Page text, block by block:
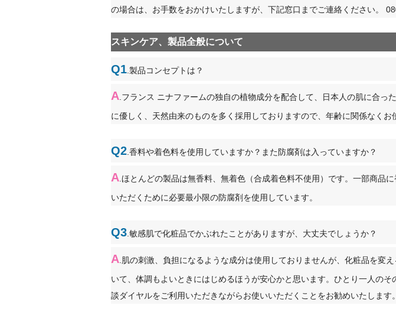
の場合は、お手数をおかけいたしますが、下記窓口までご連絡ください
スキンケア、製品全般について
Q1 .製品コンセプトは？
A .フランス ニナファームの独自の植物成分を配合して、日本人の肌に合
に優しく、天然由来のものを多く採用しておりますので、年齢に関係なくお
Q2 .香料や着色料を使用していますか？また防腐剤は入っていますか？
A .ほとんどの製品は無香料、無着色（合成着色料不使用）です。一部商品
いただくために必要最小限の防腐剤を使用しています。
Q3 .敏感肌で化粧品でかぶれたことがありますが、大丈夫でしょうか？
A .肌の刺激、負担になるような成分は使用しておりませんが、化粧品を変
いて、体調もよいときにはじめるほうが安心かと思います。ひとり一人の
談ダイヤルをご利用いただきながらお使いいただくことをお勧めいたします。